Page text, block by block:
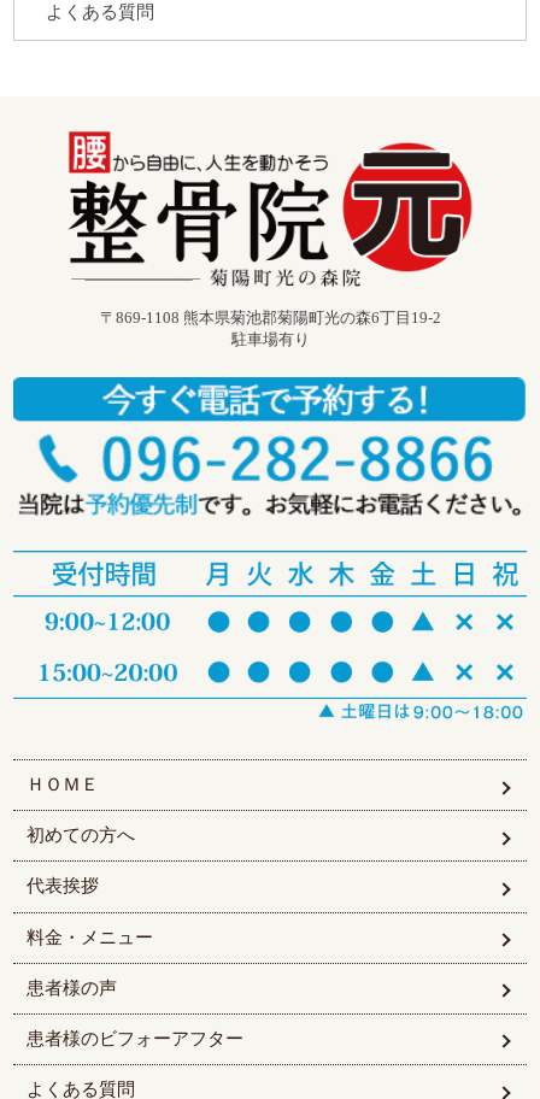
よくある質問
〒869-1108 熊本県菊池郡菊陽町光の森6丁目19-2
駐車場有り
ＨＯＭＥ
初めての方へ
代表挨拶
料金・メニュー
患者様の声
患者様のビフォーアフター
よくある質問